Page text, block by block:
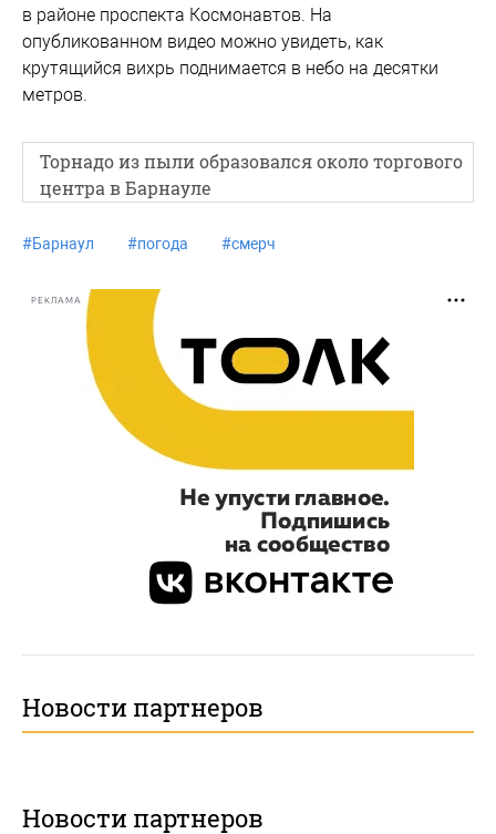
в районе проспекта Космонавтов. На
опубликованном видео можно увидеть, как
крутящийся вихрь поднимается в небо на десятки
метров.
Торнадо из пыли образовался около торгового
центра в Барнауле
#Барнаул #погода #смерч
РЕКЛАМА
Новости партнеров
Новости партнеров